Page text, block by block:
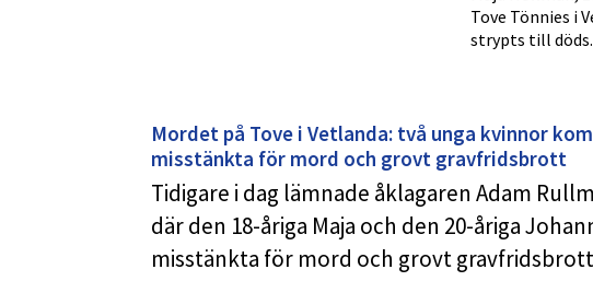
Tove Tönnies i
strypts till döds.
Mordet på Tove i Vetlanda: två unga kvinnor
misstänkta för mord och grovt gravfridsbrott
Tidigare i dag lämnade åklagaren Adam
där den 18-åriga Maja och den 20-åriga
misstänkta för mord och grovt